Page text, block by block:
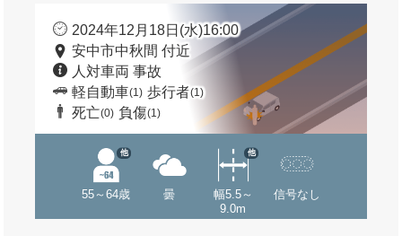
2024年12月18日(水)16:00
安中市中秋間 付近
人対車両 事故
軽自動車(1) 歩行者(1)
死亡(0) 負傷(1)
55～64歳
他
曇
幅5.5～
9.0m
他
信号なし